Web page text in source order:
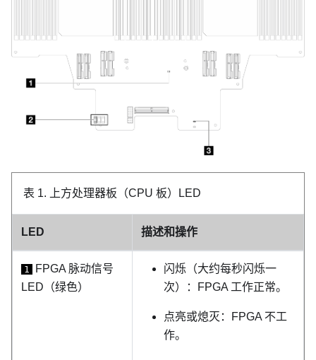
表 1. 上方处理器板（CPU 板）LED
LED 描述和操作
1
FPGA 脉动信号
LED（绿色）
闪烁（大约每秒闪烁一
次）：FPGA 工作正常。
点亮或熄灭：FPGA 不工
作。